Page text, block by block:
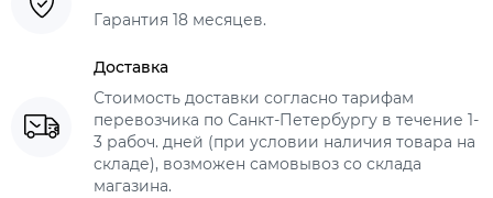
Гарантия 18 месяцев.
Доставка
Стоимость доставки согласно тарифам
перевозчика по Санкт-Петербургу в течение 1-
3 рабоч. дней (при условии наличия товара на
складе), возможен самовывоз со склада
магазина.